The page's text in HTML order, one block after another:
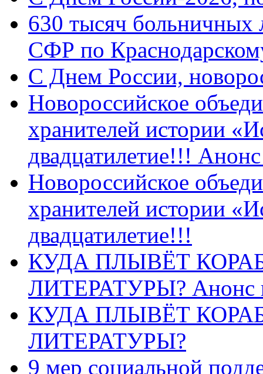
630 тысяч больничных
СФР по
C Днем России,
Новороссийское
хранителей истории
двадцатилетие!!!
Новороссийское
хранителей истории
двадцатилетие!!!
КУДА ПЛЫВЁТ
ЛИТЕРАТУРЫ? Анонс
КУДА ПЛЫВЁТ
ЛИТЕРАТУРЫ?
9 мер социальной